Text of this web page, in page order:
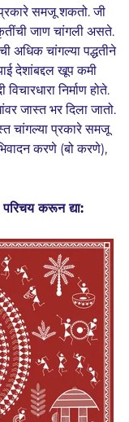
समजू शकतो. जी
जाण चांगली असते.
अधिक चांगल्या पद्धतीने
देशांबद्दल खूप कमी
निर्माण होते.
जास्त भर दिला जातो.
चांगल्या प्रकारे समजू
करणे (बो करणे),
परिचय करून द्या: